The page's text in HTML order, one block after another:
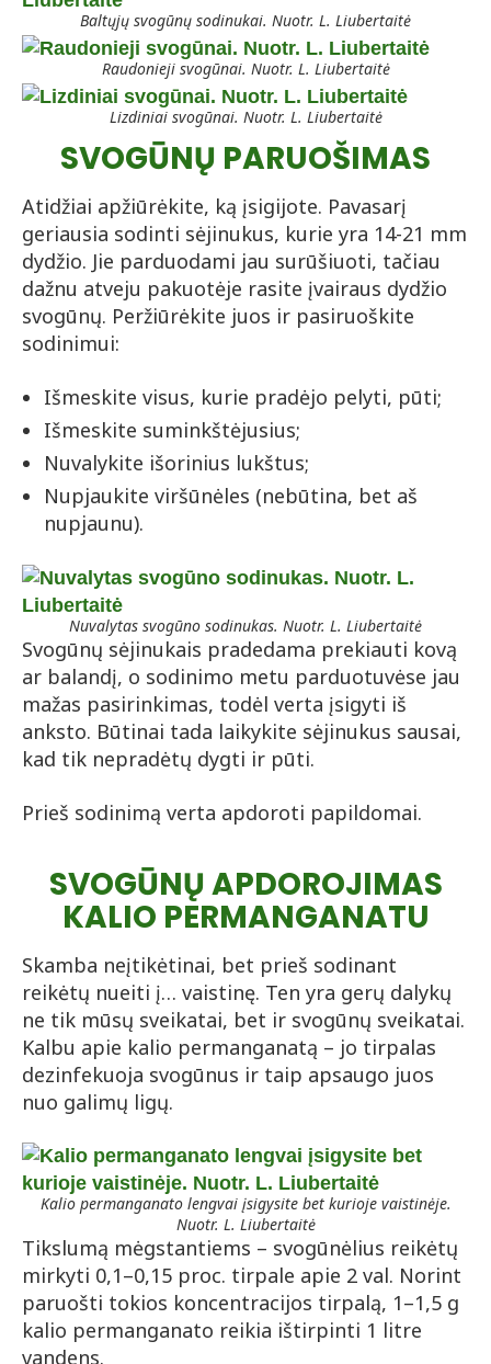
Baltųjų svogūnų sodinukai. Nuotr. L. Liubertaitė
Raudonieji svogūnai. Nuotr. L. Liubertaitė
Lizdiniai svogūnai. Nuotr. L. Liubertaitė
SVOGŪNŲ PARUOŠIMAS
Atidžiai apžiūrėkite, ką įsigijote. Pavasarį
geriausia sodinti sėjinukus, kurie yra 14-21 mm
dydžio. Jie parduodami jau surūšiuoti, tačiau
dažnu atveju pakuotėje rasite įvairaus dydžio
svogūnų. Peržiūrėkite juos ir pasiruoškite
sodinimui:
Išmeskite visus, kurie pradėjo pelyti, pūti;
Išmeskite suminkštėjusius;
Nuvalykite išorinius lukštus;
Nupjaukite viršūnėles (nebūtina, bet aš
nupjaunu).
Nuvalytas svogūno sodinukas. Nuotr. L. Liubertaitė
Svogūnų sėjinukais pradedama prekiauti kovą
ar balandį, o sodinimo metu parduotuvėse jau
mažas pasirinkimas, todėl verta įsigyti iš
anksto. Būtinai tada laikykite sėjinukus sausai,
kad tik nepradėtų dygti ir pūti.
Prieš sodinimą verta apdoroti papildomai.
SVOGŪNŲ APDOROJIMAS
KALIO PERMANGANATU
Skamba neįtikėtinai, bet prieš sodinant
reikėtų nueiti į… vaistinę. Ten yra gerų dalykų
ne tik mūsų sveikatai, bet ir svogūnų sveikatai.
Kalbu apie kalio permanganatą – jo tirpalas
dezinfekuoja svogūnus ir taip apsaugo juos
nuo galimų ligų.
Kalio permanganato lengvai įsigysite bet kurioje vaistinėje.
Nuotr. L. Liubertaitė
Tikslumą mėgstantiems – svogūnėlius reikėtų
mirkyti 0,1–0,15 proc. tirpale apie 2 val. Norint
paruošti tokios koncentracijos tirpalą, 1–1,5 g
kalio permanganato reikia ištirpinti 1 litre
vandens.